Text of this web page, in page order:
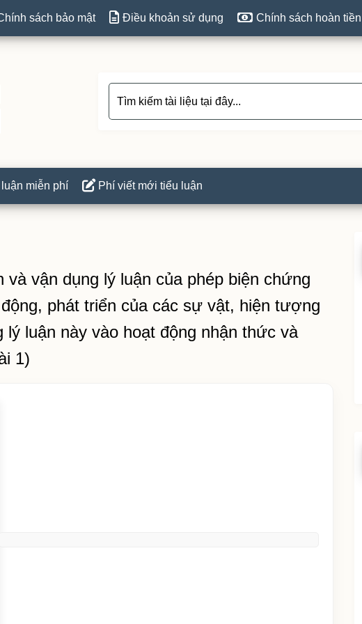
sách bảo mật Điều khoản sử dụng Chính sách hoàn tiền
miễn phí Phí viết mới tiểu luận
và vận dụng lý luận của phép biện chứng
phát triển của các sự vật, hiện tượng
luận này vào hoạt động nhận thức và
1)